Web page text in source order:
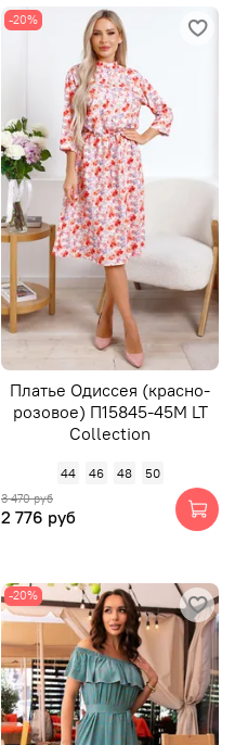
-20%
Платье Одиссея (красно-
розовое) П15845-45М LT
Collection
44 46 48 50
3 470 руб
2 776 руб
-20%